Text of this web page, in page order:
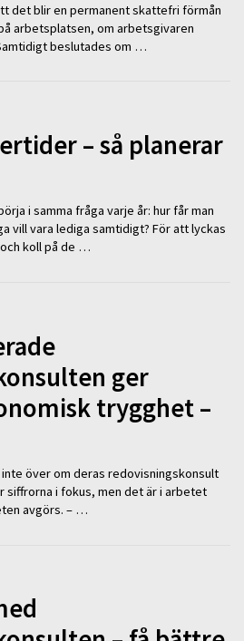
det blir en permanent skattefri förmån
arbetsplatsen, om arbetsgivaren
beslutades om …
– så planerar
i samma fråga varje år: hur får man
vill vara lediga samtidigt? För att lyckas
koll på de …
ger
trygghet –
över om deras redovisningskonsult
siffrorna i fokus, men det är i arbetet
avgörs. – …